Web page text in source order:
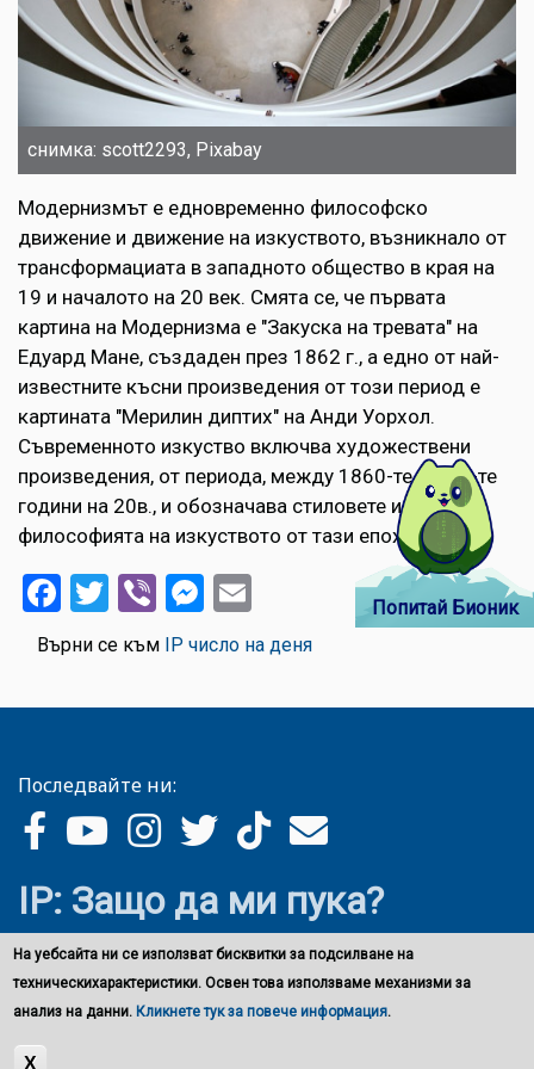
снимка: scott2293, Pixabay
Модернизмът е едновременно философско
движение и движение на изкуството, възникнало от
трансформациата в западното общество в края на
19 и началото на 20 век. Смята се, че първата
картина на Mодернизма е "Закуска на тревата" на
Едуард Мане, създаден през 1862 г., а едно от най-
известните късни произведения от този период е
картината "Мерилин диптих" на Анди Уорхол.
Съвременното изкуство включва художествени
произведения, от периода, между 1860-те до 70-те
години на 20в., и обозначава стиловете и
философията на изкуството от тази епоха.
Facebook
Twitter
ViberMessenger
Върни се към IP число на деня
Попитай Бионик
Последвайте ни:
IP: Защо да ми пука?
На уебсайта ни се използват бисквитки за подсилване на
техническихарактеристики. Освен това използваме механизми за
анализ на данни. Кликнете тук за повече информация.
X